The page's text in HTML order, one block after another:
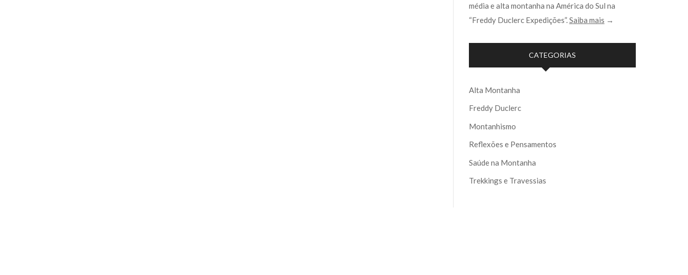
média e alta montanha na América do Sul na
“Freddy Duclerc Expedições”.Saiba mais →
CATEGORIAS
Alta Montanha
Freddy Duclerc
Montanhismo
Reflexões e Pensamentos
Saúde na Montanha
Trekkings e Travessias